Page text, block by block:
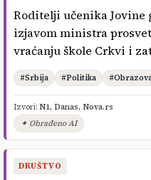
Roditelji učenika
izjavom ministra
vraćanju škole Crkvi i
#Srbija #Politika
Izvori: N1, Danas, Nova.rs
✦ Obrađeno AI
DRUŠTVO